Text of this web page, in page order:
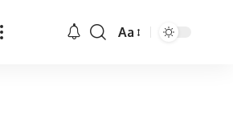
Cambiar
Aa